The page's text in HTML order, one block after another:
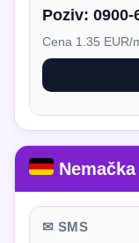
Poziv: 0900-
Cena 1.35 EUR/
Nemačka
✉ SMS